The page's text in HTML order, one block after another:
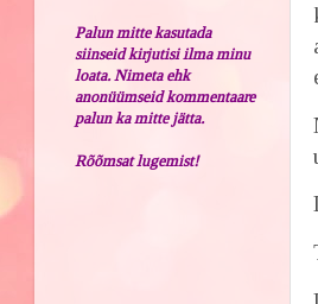
Palun mitte kasutada
siinseid kirjutisi ilma minu
loata. Nimeta ehk
anonüümseid kommentaare
palun ka mitte jätta.
Rõõmsat lugemist!